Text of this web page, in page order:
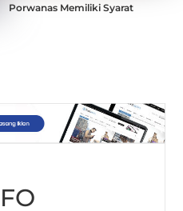
Porwanas Memiliki Syarat